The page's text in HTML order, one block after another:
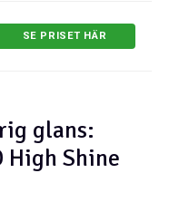
SE PRISET HÄR
glans:
High Shine